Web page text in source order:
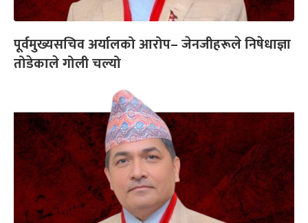
पूर्वमुख्यसचिव अर्यालको आरोप– जेनजीहरूले निषेधाज्ञा
तोडेकाले गोली चल्यो